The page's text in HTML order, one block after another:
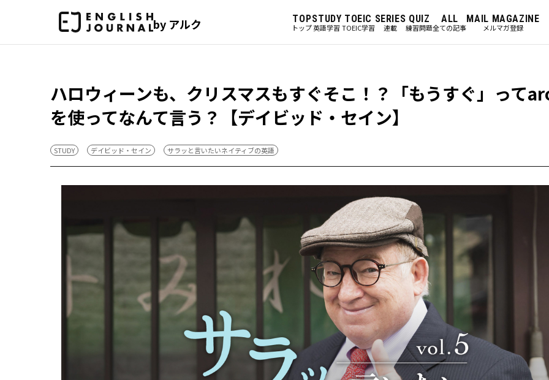
by アルク TOP
トップ
STUDY
英語学習
TOEIC
TOEIC学習
SERIES
連載
QUIZ
練習問題
ALL
全ての記事
MAIL MAGAZINE
メルマガ登録
ハロウィーンも、クリスマスもすぐそこ！？「もうすぐ」って
を使ってなんて言う？【デイビッド・セイン】
STUDY デイビッド・セイン サラッと言いたいネイティブの英語